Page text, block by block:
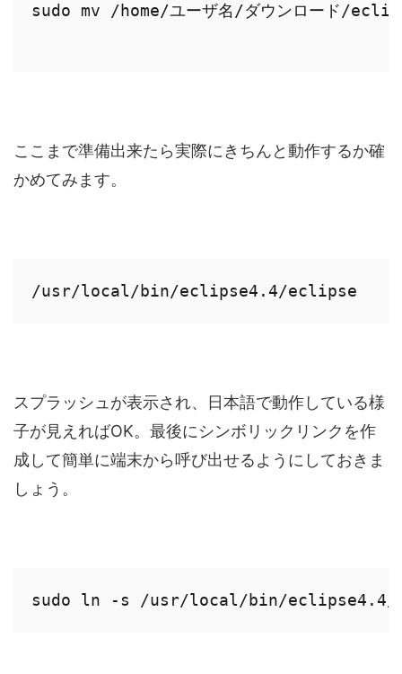
sudo mv /home/ユーザ名/ダウンロード
ここまで準備出来たら実際にきちんと動作するか確
かめてみます。
/usr/local/bin/eclipse4.4/eclipse
スプラッシュが表示され、日本語で動作している様
子が見えればOK。最後にシンボリックリンクを作
成して簡単に端末から呼び出せるようにしておきま
しょう。
sudo ln -s /usr/local/bin/